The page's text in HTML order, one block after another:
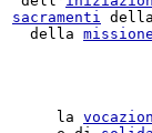
sacramenti
della
la